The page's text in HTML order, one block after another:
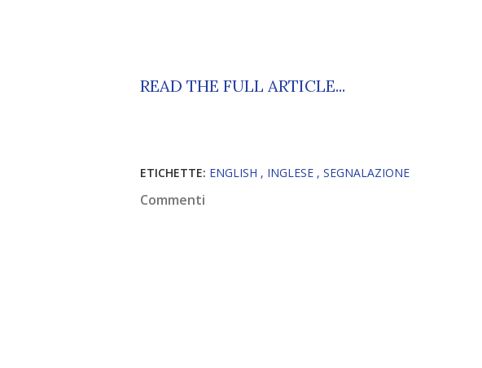
READ THE FULL ARTICLE...
ETICHETTE: ENGLISH INGLESE SEGNALAZIONE
Commenti